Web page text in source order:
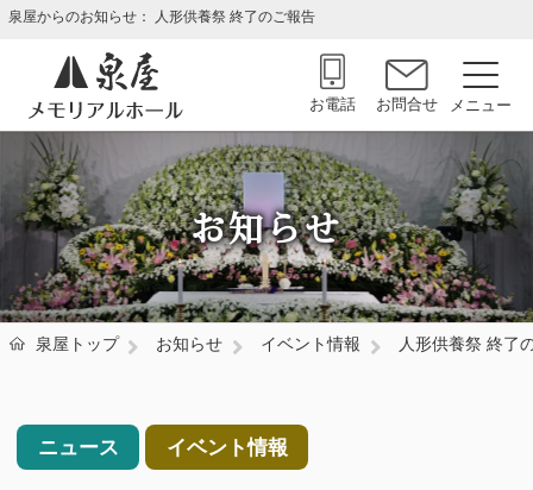
泉屋からのお知らせ： 人形供養祭 終了のご報告
お電話 お問合せ
お知らせ
泉屋トップ お知らせ イベント情報 人形供養祭 終了
ニュース イベント情報